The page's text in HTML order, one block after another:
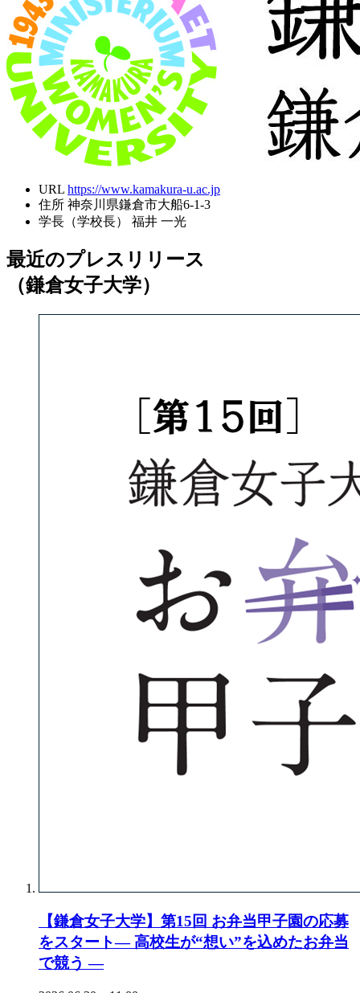
URL https://www.kamakura-u.ac.jp
住所 神奈川県鎌倉市大船6-1-3
学長（学校長）
福井 一光
最近のプレスリリース
（鎌倉女子大学）
【鎌倉女子大学】第15回 お弁当甲子園の応募
をスタート― 高校生が“想い”を込めたお弁当
で競う ―